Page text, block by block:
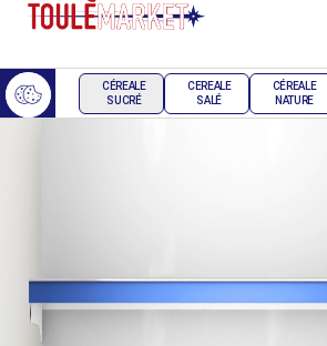
CÉREALE
SUCRÉ
CEREALE
SALÉ
CÉREALE
NATURE